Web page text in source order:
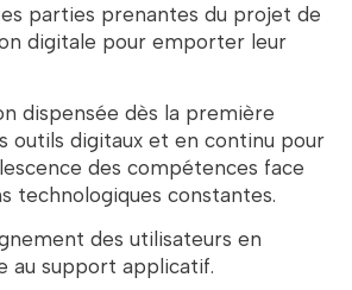
parties prenantes du projet de
digitale pour emporter leur
dispensée dès la première
outils digitaux et en continu pour
des compétences face
technologiques constantes.
des utilisateurs en
au support applicatif.